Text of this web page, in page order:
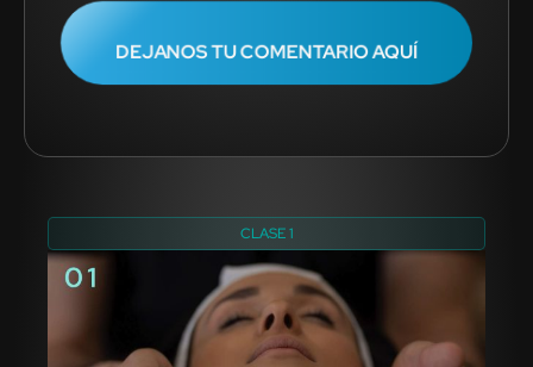
DEJANOS TU COMENTARIO AQUÍ
CLASE 1